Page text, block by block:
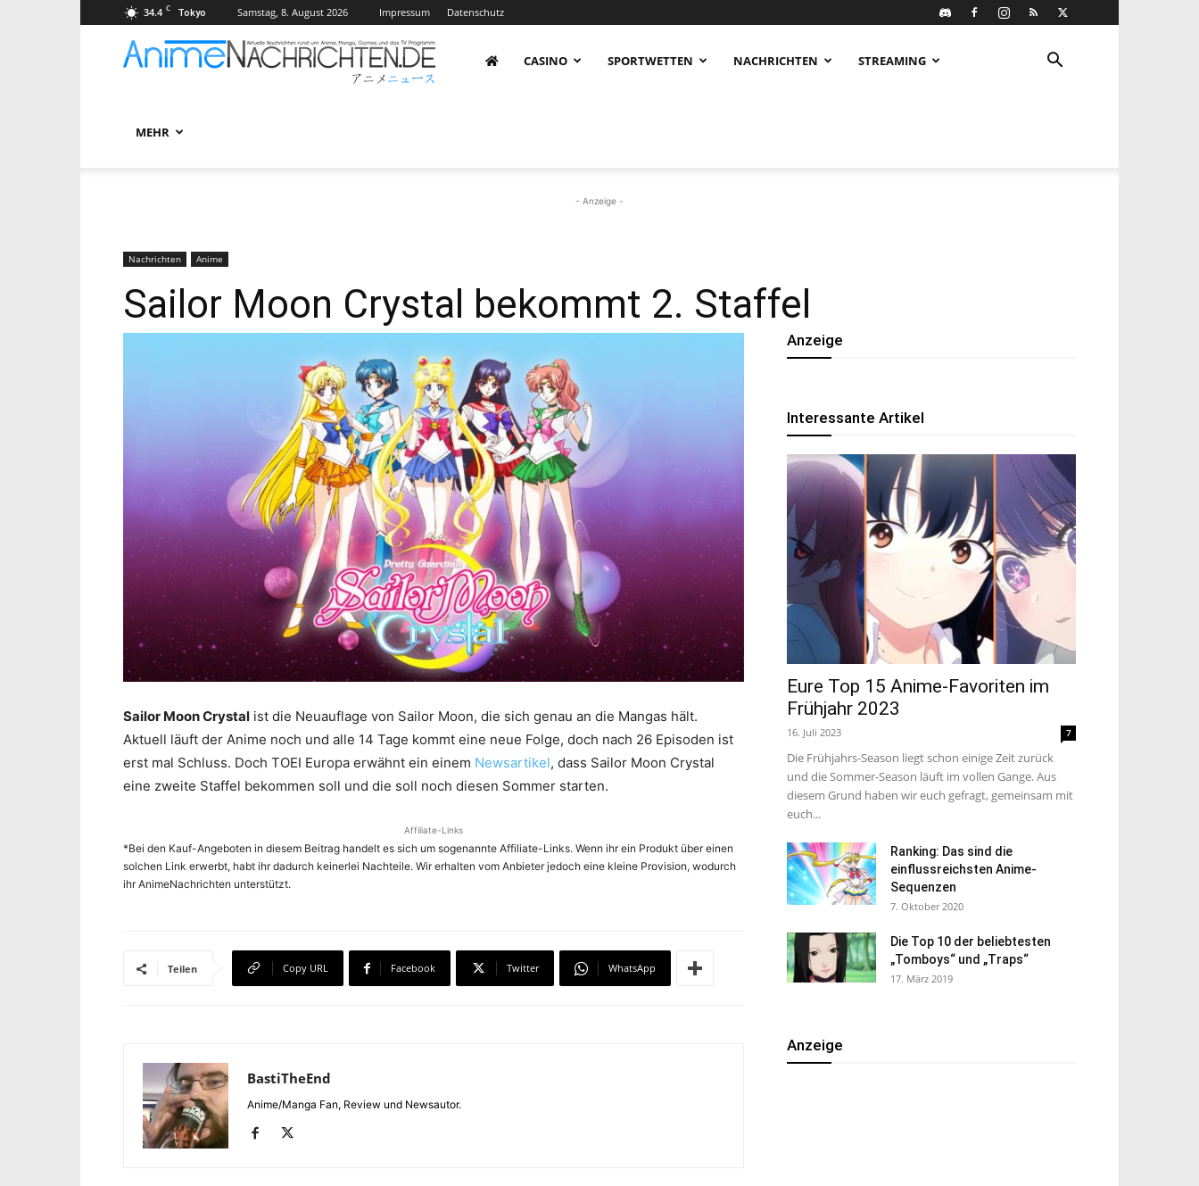
34.4 C Tokyo Samstag, 8. August 2026 Impressum Datenschutz
AnimeNachrichten
um
Anime,
Manga
und
CASINO SPORTWETTEN NACHRICHTEN STREAMING
MEHR
- Anzeige -
Nachrichten Anime
Sailor Moon Crystal bekommt 2. Staffel
Sailor Moon Crystal ist die Neuauflage von Sailor Moon, die sich genau an die Mangas hält.
Aktuell läuft der Anime noch und alle 14 Tage kommt eine neue Folge, doch nach 26 Episoden ist
erst mal Schluss. Doch TOEI Europa erwähnt ein einem Newsartikel, dass Sailor Moon Crystal
eine zweite Staffel bekommen soll und die soll noch diesen Sommer starten.
Affiliate-Links
*Bei den Kauf-Angeboten in diesem Beitrag handelt es sich um sogenannte Affiliate-Links. Wenn ihr ein Produkt über einen
solchen Link erwerbt, habt ihr dadurch keinerlei Nachteile. Wir erhalten vom Anbieter jedoch eine kleine Provision, wodurch
ihr AnimeNachrichten unterstützt.
Teilen Copy URL Facebook Twitter WhatsApp
BastiTheEnd
Anime/Manga Fan, Review und Newsautor.
Anzeige
Interessante Artikel
Eure Top 15 Anime-Favoriten im
Frühjahr 2023
16. Juli 2023 7
Die Frühjahrs-Season liegt schon einige Zeit zurück
und die Sommer-Season läuft im vollen Gange. Aus
diesem Grund haben wir euch gefragt, gemeinsam mit
euch...
Ranking: Das sind die
einflussreichsten Anime-
Sequenzen
7. Oktober 2020
Die Top 10 der beliebtesten
„Tomboys“ und „Traps“
17. März 2019
Anzeige